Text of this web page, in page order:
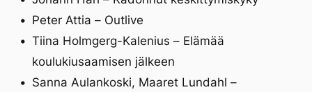
Peter Attia – Outlive
Tiina Holmgerg-Kalenius – Elämää
koulukiusaamisen jälkeen
Sanna Aulankoski, Maaret Lundahl –